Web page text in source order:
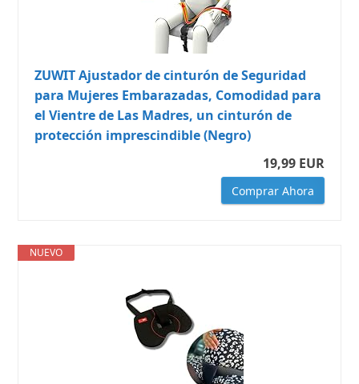
ZUWIT Ajustador de cinturón de Seguridad
para Mujeres Embarazadas, Comodidad para
el Vientre de Las Madres, un cinturón de
protección imprescindible (Negro)
19,99 EUR
Comprar Ahora
NUEVO